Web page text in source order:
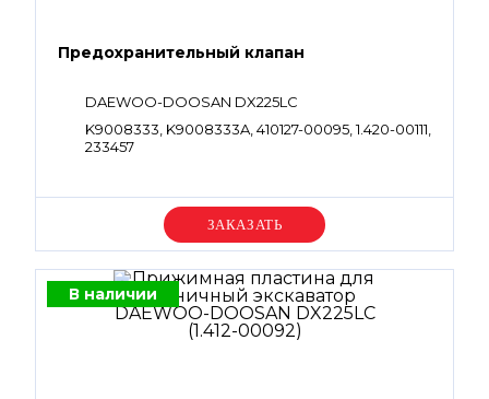
Предохранительный клапан
DAEWOO-DOOSAN DX225LC
K9008333, K9008333A, 410127-00095, 1.420-00111,
233457
Уточняйте цену
В наличии